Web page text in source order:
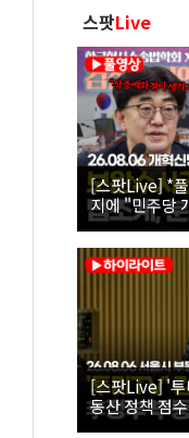
스팟Live
[스팟Live] *
지에 "민주당
26.08.06 개혁
[스팟Live] '투
동산 정책 점
대토론회